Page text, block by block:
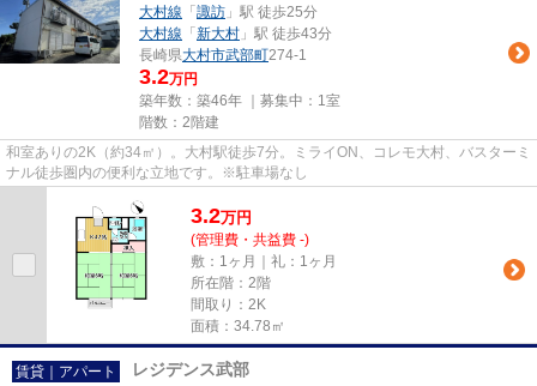
大村線 「 諏訪 」駅 徒歩25分
大村線 「 新大村 」駅 徒歩43分
長崎県大村市武部町274-1
3.2万円
築年数：築46年 ｜募集中： 1室
階数：2階建
和室ありの2K（約34㎡）。大村駅徒歩7分。ミライON、コレモ大村、バスターミ
ナル徒歩圏内の便利な立地です。※駐車場なし
3.2万円
(管理費・共益費 -)
敷：1ヶ月｜礼：1ヶ月
所在階：2階
間取り：2K
面積：34.78㎡
賃貸｜アパート レジデンス武部